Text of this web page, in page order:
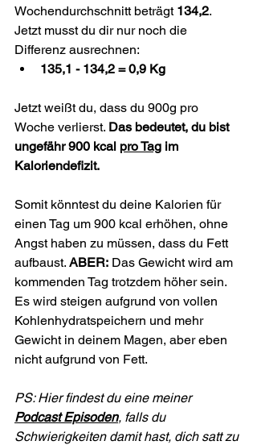
Wochendurchschnitt beträgt 134,2.
Jetzt musst du dir nur noch die
Differenz ausrechnen:
135,1 - 134,2 = 0,9 Kg
Jetzt weißt du, dass du 900g pro
Woche verlierst. Das bedeutet, du bist
ungefähr 900 kcal pro Tag im
Kaloriendefizit.
Somit könntest du deine Kalorien für
einen Tag um 900 kcal erhöhen, ohne
Angst haben zu müssen, dass du Fett
aufbaust. ABER: Das Gewicht wird am
kommenden Tag trotzdem höher sein.
Es wird steigen aufgrund von vollen
Kohlenhydratspeichern und mehr
Gewicht in deinem Magen, aber eben
nicht aufgrund von Fett.
PS: Hier findest du eine meiner
Podcast Episoden, falls du
Schwierigkeiten damit hast, dich satt zu